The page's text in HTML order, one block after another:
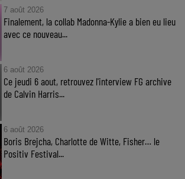
7 août 2026
Finalement, la collab Madonna-Kylie a bien eu lieu
avec ce nouveau...
6 août 2026
Ce jeudi 6 aout, retrouvez l'interview FG archive
de Calvin Harris...
6 août 2026
Boris Brejcha, Charlotte de Witte, Fisher… le
Positiv Festival...